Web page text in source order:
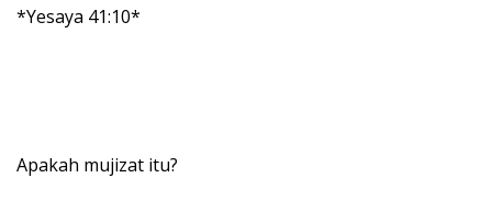
*Yesaya 41:10*
Apakah mujizat itu?